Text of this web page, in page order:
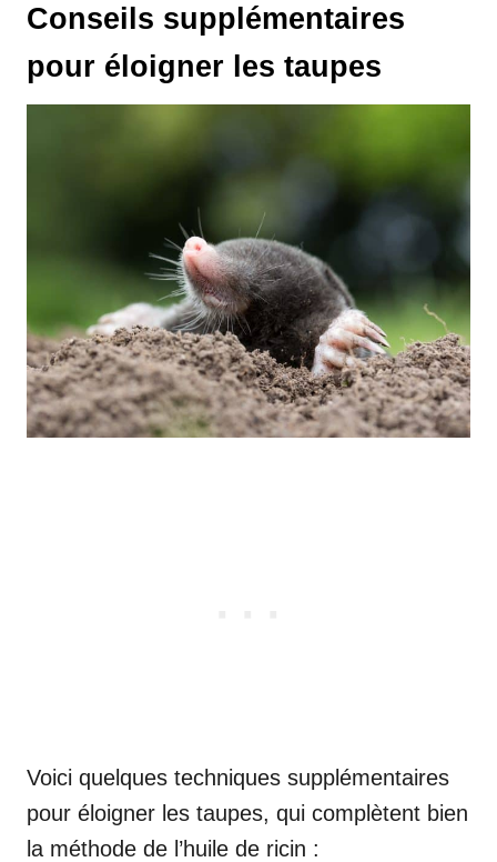
Conseils supplémentaires
pour éloigner les taupes
Voici quelques techniques supplémentaires
pour éloigner les taupes, qui complètent bien
la méthode de l’huile de ricin :